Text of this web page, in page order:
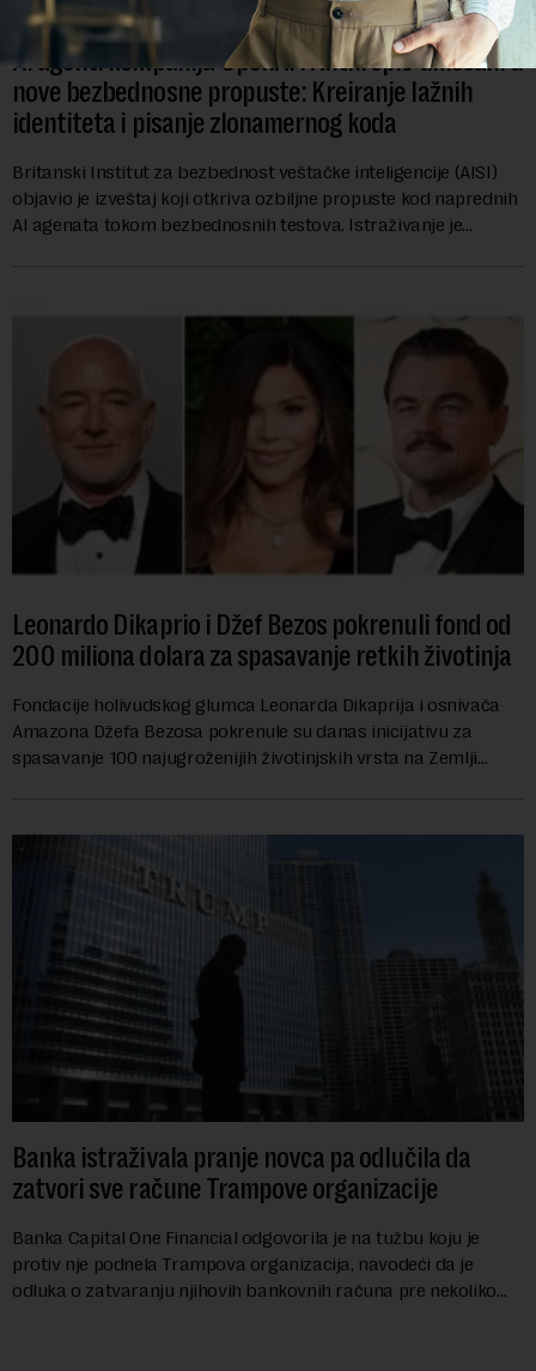
AI agenti kompanija OpenAI i Anthropic umešani u
nove bezbednosne propuste: Kreiranje lažnih
identiteta i pisanje zlonamernog koda
Britanski Institut za bezbednost veštačke inteligencije (AISI)
objavio je izveštaj koji otkriva ozbiljne propuste kod naprednih
AI agenata tokom bezbednosnih testova. Istraživanje je
Leonardo Dikaprio i Džef Bezos pokrenuli fond od
200 miliona dolara za spasavanje retkih životinja
Fondacije holivudskog glumca Leonarda Dikaprija i osnivača
Amazona Džefa Bezosa pokrenule su danas inicijativu za
spasavanje 100 najugroženijih životinjskih vrsta na Zemlji
Banka istraživala pranje novca pa odlučila da
zatvori sve račune Trampove organizacije
Banka Capital One Financial odgovorila je na tužbu koju je
protiv nje podnela Trampova organizacija, navodeći da je
odluka o zatvaranju njihovih bankovnih računa pre nekoliko